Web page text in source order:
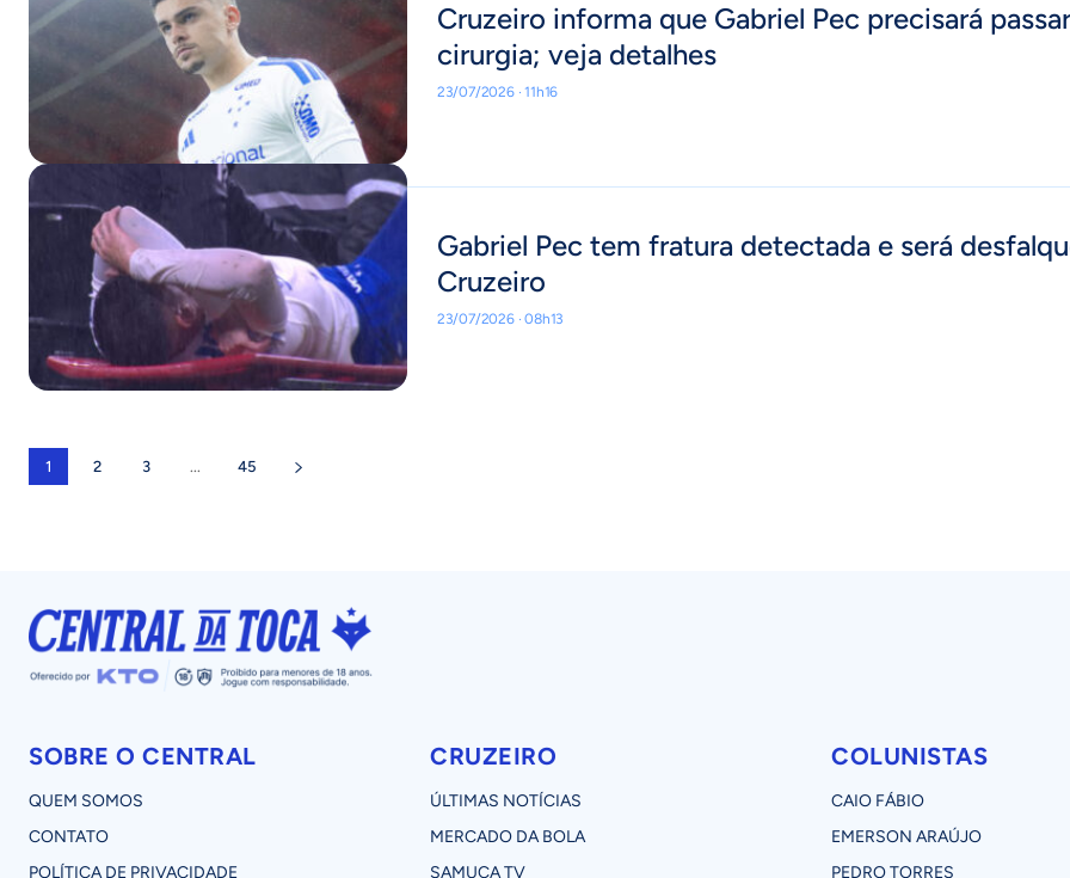
Cruzeiro informa que Gabriel Pec precisará
cirurgia; veja detalhes
23/07/2026 · 11h16
Gabriel Pec tem fratura detectada e será
Cruzeiro
23/07/2026 · 08h13
1 2 3 ... 45
SOBRE O CENTRAL
QUEM SOMOS
CONTATO
POLÍTICA DE PRIVACIDADE
CRUZEIRO
ÚLTIMAS NOTÍCIAS
MERCADO DA BOLA
SAMUCA TV
COLUNISTAS
CAIO FÁBIO
EMERSON ARAÚJO
PEDRO TORRES